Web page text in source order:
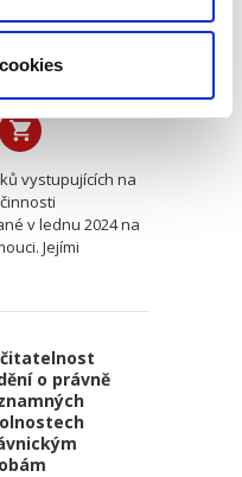
vystupujících na
v lednu 2024 na
Jejími
o právně